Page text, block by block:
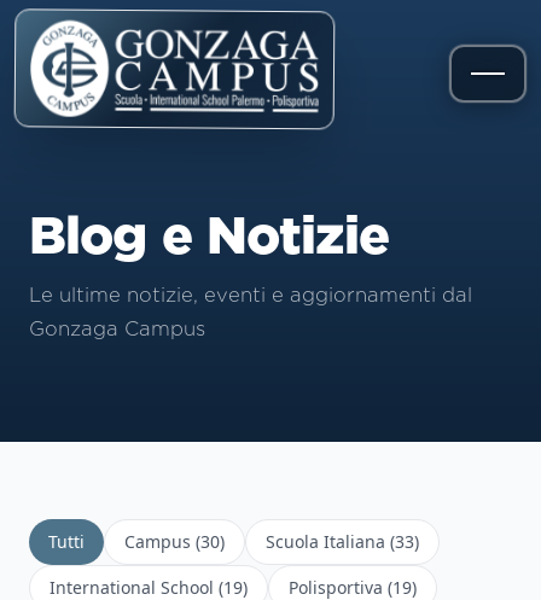
Blog e Notizie
Le ultime notizie, eventi e aggiornamenti dal
Gonzaga Campus
Tutti Campus (30) Scuola Italiana (33)
International School (19) Polisportiva (19)